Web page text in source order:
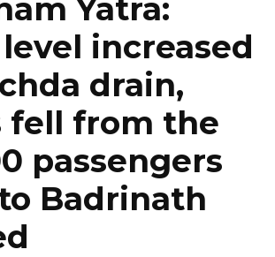
Yatra:
increased
drain,
fell from the
passengers
Badrinath